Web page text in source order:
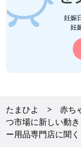
妊娠
妊
たまひよ 赤ち
つ市場に新しい動
ー用品専門店に聞く